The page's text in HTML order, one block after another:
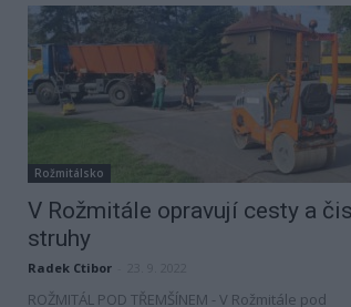
Rožmitálsko
V Rožmitále opravují cesty a
struhy
Radek Ctibor
ROŽMITÁL POD TŘEMŠÍNEM - V Rožmitále pod